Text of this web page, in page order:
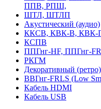
ППВ, РПШ,
ШТЛ, ШТЛП
Акустический (аудио)
ККСВ, КВК-В, КВК-
КСПВ
ППГнг-HF, ППГнг-
РКГМ
Декоративный
ВВГнг-FRLS (Low
Кабель HDMI
Кабель USB